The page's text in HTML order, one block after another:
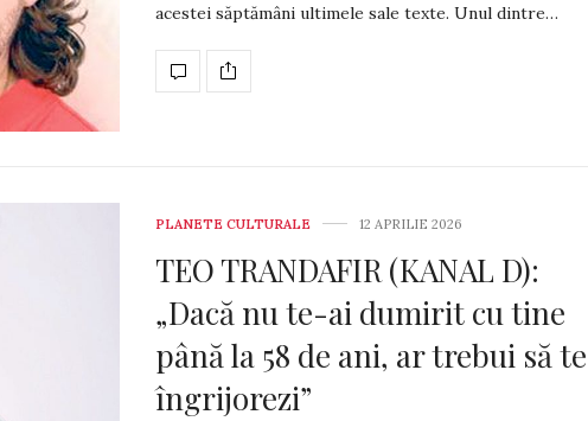
acestei săptămâni ultimele sale texte. Unul dintre…
PLANETE CULTURALE 12 APRILIE 2026
TEO TRANDAFIR (KANAL D):
„Dacă nu te-ai dumirit cu tine
până la 58 de ani, ar trebui să te
îngrijorezi”